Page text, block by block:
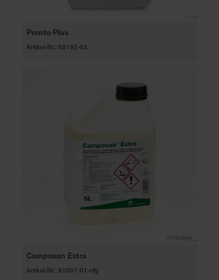
Pronto Plus
Artikel-Nr.: 65192-03
Camposan Extra
Artikel-Nr.: 61007-01-cfg